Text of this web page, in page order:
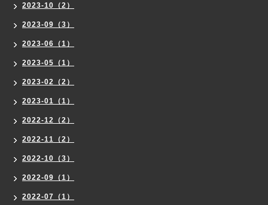
2023-10（2）
2023-09（3）
2023-06（1）
2023-05（1）
2023-02（2）
2023-01（1）
2022-12（2）
2022-11（2）
2022-10（3）
2022-09（1）
2022-07（1）